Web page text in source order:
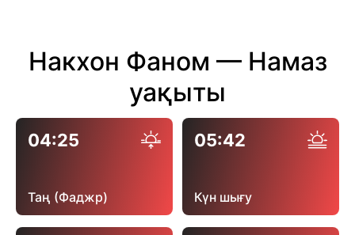
Накхон Фаном — Намаз
уақыты
04:25
Таң (Фаджр)
05:42
Күн шығу